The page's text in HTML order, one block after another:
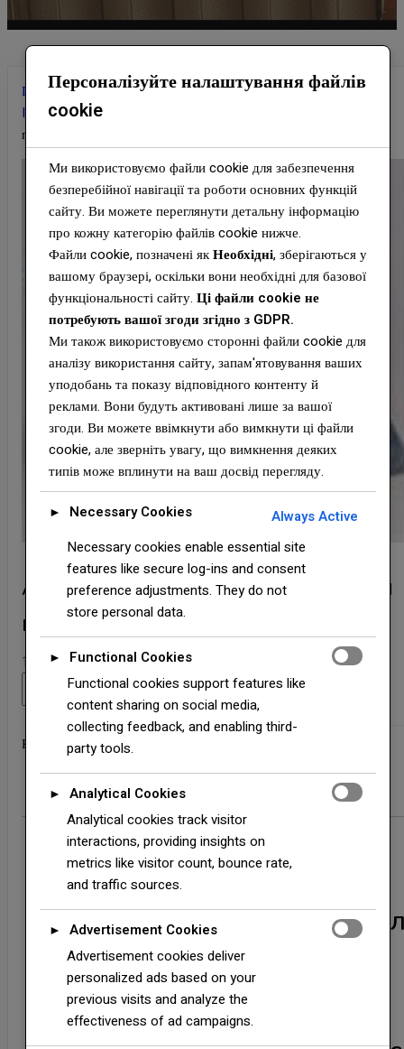
Головна/Гнучка бітумна черепиця ☰/Бітумна Черепиця —
IKO
/Аксесуари для бітумної черепиці
покрівельний вентилятор коричневий.
Armourvent standart покрівельний
вентилятор коричневий.
1 754,00₴
Armourvent
standart
покрівельний
вентилятор
коричневий.
кількість
Категорія:Аксесуари для бітумної черепиці
Опис Додаткова інформація Відгуки (0)
Опис
Кровільний вентилятор
бітумної черепиці
BikoArmourvent standart
Персоналізуйте налаштування файлів
cookie
Ми використовуємо файли cookie для забезпечення
безперебійної навігації та роботи основних функцій
сайту. Ви можете переглянути детальну інформацію
про кожну категорію файлів cookie нижче.
Файли cookie, позначені якНеобхідні, зберігаються у
вашому браузері, оскільки вони необхідні для базової
функціональності сайту. Ці файли cookie не
потребують вашої згоди згідно з GDPR.
Ми також використовуємо сторонні файли cookie для
аналізу використання сайту, запам'ятовування ваших
уподобань та показу відповідного контенту й
реклами. Вони будуть активовані лише за вашої
згоди. Ви можете ввімкнути або вимкнути ці файли
cookie, але зверніть увагу, що вимкнення деяких
типів може вплинути на ваш досвід перегляду.
► Necessary Cookies
Always Active
Necessary cookies enable essential site
features like secure log-ins and consent
preference adjustments. They do not
store personal data.
►
Functional Cookies
Functional cookies support features like
content sharing on social media,
collecting feedback, and enabling third-
party tools.
►
Analytical Cookies
Analytical cookies track visitor
interactions, providing insights on
metrics like visitor count, bounce rate,
and traffic sources.
►
Advertisement Cookies
Advertisement cookies deliver
personalized ads based on your
previous visits and analyze the
effectiveness of ad campaigns.